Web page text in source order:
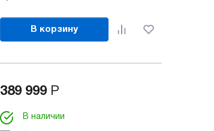
В корзину
389 999 Р
В наличии